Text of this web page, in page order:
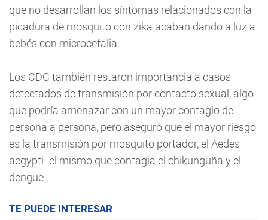
que no desarrollan los síntomas relacionados con la
picadura de mosquito con zika acaban dando a luz a
bebés con microcefalia.
Los CDC también restaron importancia a casos
detectados de transmisión por contacto sexual, algo
que podría amenazar con un mayor contagio de
persona a persona, pero aseguró que el mayor riesgo
es la transmisión por mosquito portador, el Aedes
aegypti -el mismo que contagia el chikunguña y el
dengue-.
TE PUEDE INTERESAR